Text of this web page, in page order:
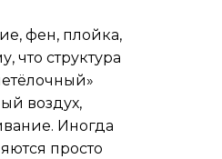
фен, плойка,
что структура
воздух,
Иногда
просто